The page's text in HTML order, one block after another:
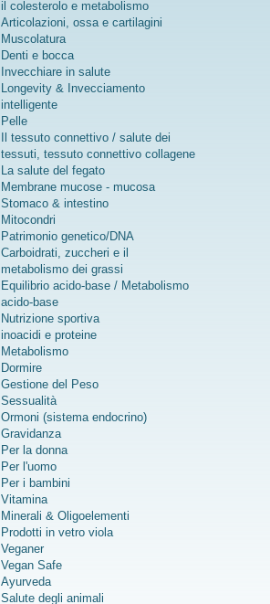
il colesterolo e metabolismo
Articolazioni, ossa e cartilagini
Muscolatura
Denti e bocca
Invecchiare in salute
Longevity & Invecciamento
intelligente
Pelle
Il tessuto connettivo / salute dei
tessuti, tessuto connettivo collagene
La salute del fegato
Membrane mucose - mucosa
Stomaco & intestino
Mitocondri
Patrimonio genetico/DNA
Carboidrati, zuccheri e il
metabolismo dei grassi
Equilibrio acido-base / Metabolismo
acido-base
Nutrizione sportiva
inoacidi e proteine
Metabolismo
Dormire
Gestione del Peso
Sessualità
Ormoni (sistema endocrino)
Gravidanza
Per la donna
Per l'uomo
Per i bambini
Vitamina
Minerali & Oligoelementi
Prodotti in vetro viola
Veganer
Vegan Safe
Ayurveda
Salute degli animali